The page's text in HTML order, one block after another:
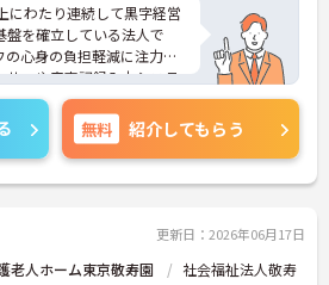
にわたり連続して黒字経営
盤を確立している法人で
心身の負担軽減に注力し
サーや音声記録入力システ
フトなど最新の介護DXを
これにより夜間の見守り
削減し、ご入居者様とじ
ある労働環境を実現してい
実務者研修を横浜にある
研修など、働きながら着
育体制も万全に整ってい
無料 紹介してもらう
更新日：2026年06月17日
老人ホーム東京敬寿園
社会福祉法人敬寿